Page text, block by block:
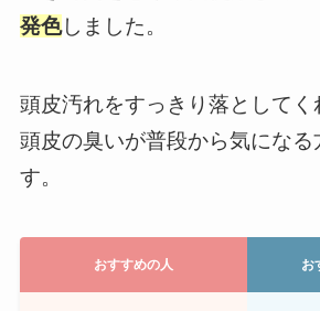
発色しました。
頭皮汚れをすっきり落としてく
頭皮の臭いが普段から気になる
す。
おすすめの人 お